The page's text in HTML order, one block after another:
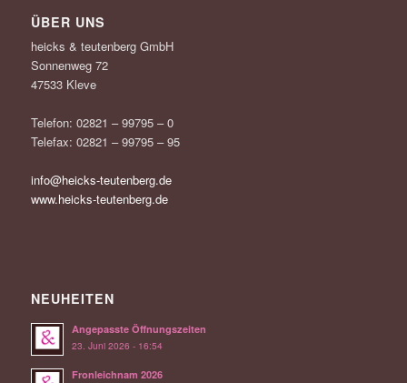
ÜBER UNS
heicks & teutenberg GmbH
Sonnenweg 72
47533 Kleve
Telefon: 02821 – 99795 – 0
Telefax: 02821 – 99795 – 95
info@heicks-teutenberg.de
www.heicks-teutenberg.de
NEUHEITEN
Angepasste Öffnungszeiten
23. Juni 2026 - 16:54
Fronleichnam 2026